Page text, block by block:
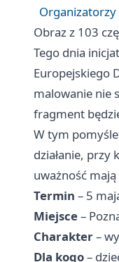
Obraz z 103
Tego dnia
Europejskiego
malowanie nie
fragment
W tym
działanie, przy
uważność
Termin – 5
Miejsce–
Charakter–
Dla kogo–